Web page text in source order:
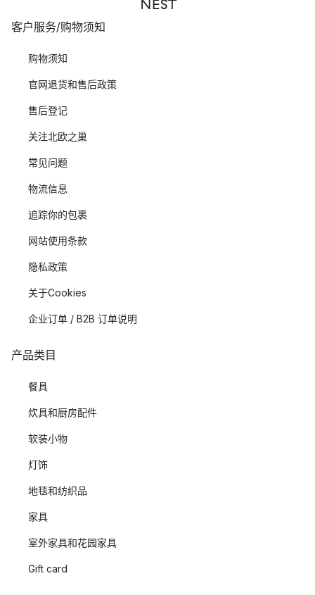
客户服务/购物须知
购物须知
官网退货和售后政策
售后登记
关注北欧之巢
常见问题
物流信息
追踪你的包裹
网站使用条款
隐私政策
关于Cookies
企业订单 / B2B 订单说明
产品类目
餐具
炊具和厨房配件
软装小物
灯饰
地毯和纺织品
家具
室外家具和花园家具
Gift card